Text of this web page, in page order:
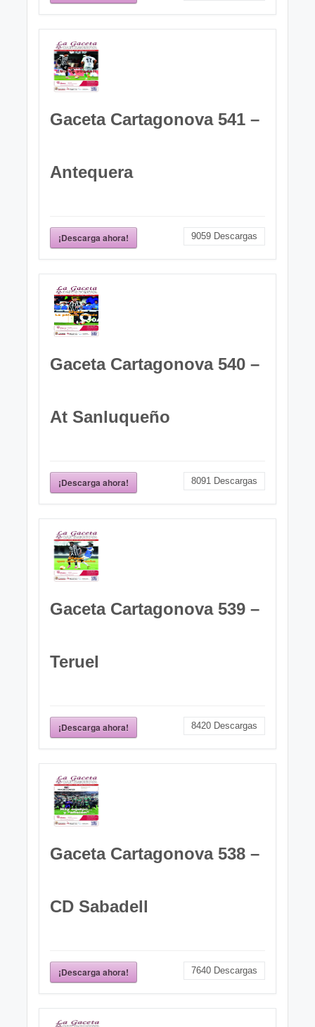
Gaceta Cartagonova 541 –
Antequera
¡Descarga ahora! 9059 Descargas
Gaceta Cartagonova 540 –
At Sanluqueño
¡Descarga ahora! 8091 Descargas
Gaceta Cartagonova 539 –
Teruel
¡Descarga ahora! 8420 Descargas
Gaceta Cartagonova 538 –
CD Sabadell
¡Descarga ahora! 7640 Descargas